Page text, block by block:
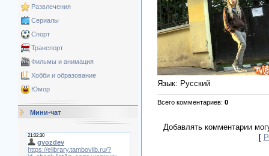
Развлечения
Сериалы
Спорт
Транспорт
Фильмы и анимация
Хобби и образование
Юмор
Мини-чат
Язык: Русский
Всего комментариев: 0
Добавлять комментарии
[